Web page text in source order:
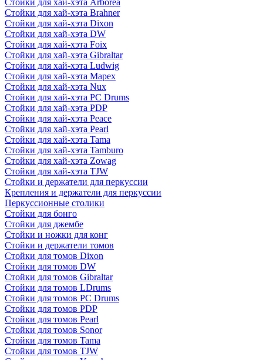
Стойки для хай-хэта Arborea
Стойки для хай-хэта Brahner
Стойки для хай-хэта Dixon
Стойки для хай-хэта DW
Стойки для хай-хэта Foix
Стойки для хай-хэта Gibraltar
Стойки для хай-хэта Ludwig
Стойки для хай-хэта Mapex
Стойки для хай-хэта Nux
Стойки для хай-хэта PC Drums
Стойки для хай-хэта PDP
Стойки для хай-хэта Peace
Стойки для хай-хэта Pearl
Стойки для хай-хэта Tama
Стойки для хай-хэта Tamburo
Стойки для хай-хэта Zowag
Стойки для хай-хэта TJW
Стойки и держатели для перкуссии
Крепления и держатели для перкуссии
Перкуссионные столики
Стойки для бонго
Стойки для джембе
Стойки и ножки для конг
Стойки и держатели томов
Стойки для томов Dixon
Стойки для томов DW
Стойки для томов Gibraltar
Стойки для томов LDrums
Стойки для томов PC Drums
Стойки для томов PDP
Стойки для томов Pearl
Стойки для томов Sonor
Стойки для томов Tama
Стойки для томов TJW